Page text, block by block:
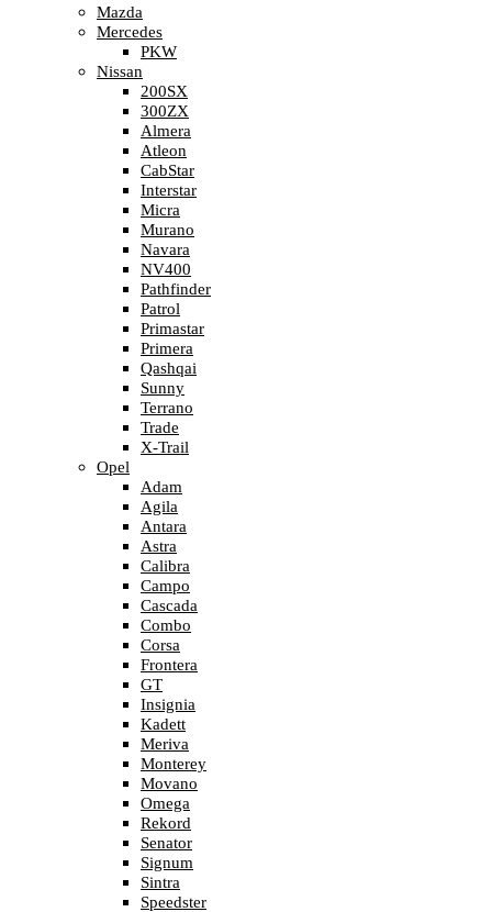
Mazda
Mercedes
PKW
Nissan
200SX
300ZX
Almera
Atleon
CabStar
Interstar
Micra
Murano
Navara
NV400
Pathfinder
Patrol
Primastar
Primera
Qashqai
Sunny
Terrano
Trade
X-Trail
Opel
Adam
Agila
Antara
Astra
Calibra
Campo
Cascada
Combo
Corsa
Frontera
GT
Insignia
Kadett
Meriva
Monterey
Movano
Omega
Rekord
Senator
Signum
Sintra
Speedster